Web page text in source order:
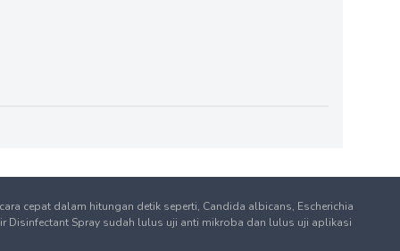
cepat dalam hitungan detik seperti, Candida albicans, Escherichia
Disinfectant Spray sudah lulus uji anti mikroba dan lulus uji aplikasi